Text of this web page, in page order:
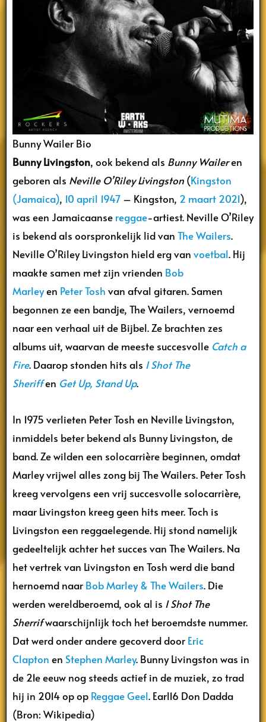
Bunny Wailer Bio
Bunny Livingston, ook bekend als Bunny Waileren
geboren als Neville O’Riley Livingston (Kingston
(Jamaica), 10 april 1947 – Kingston, 2 maart 2021),
was een Jamaicaanse reggae-artiest. Neville O’Riley
is bekend als oorspronkelijk lid van The Wailers.
Neville O’Riley Livingston hield erg van voetbal. Hij
maakte samen met zijn vrienden Bob
Marleyen Peter Tosh van afval gitaren. Samen
begonnen ze een bandje, The Wailers, vernoemd
naar een verhaal uit de Bijbel. Ze brachten zes
albums uit, waarvan de meeste succesvolle Catch a
Fire. Daarop stonden hits als I Shot The
Sheriffen Get Up, Stand Up.
In 1975 verlieten Peter Tosh en Neville Livingston,
inmiddels beter bekend als Bunny Livingston, de
band. Ze wilden een solocarrière beginnen, omdat
Marley vrijwel alles zong bij The Wailers. Peter Tosh
kreeg vervolgens een vrij succesvolle solocarrière,
maar Livingston kreeg geen hits meer. Toch is
Livingston een reggaelegende. Hij stond namelijk
gedeeltelijk achter het succes van The Wailers. Na
het vertrek van Livingston en Tosh werd die band
hernoemd naar Bob Marley & The Wailers. Die
werden wereldberoemd, ook al is I Shot The
Sherrifwaarschijnlijk toch het beroemdste nummer.
Dat werd onder andere gecoverd door Eric
Clapton en Stephen Marley. Bunny Livingston was in
de 21e eeuw nog steeds actief in de muziek, zo trad
hij in 2014 op op Reggae Geel. Earl16 Don Dadda
(Bron: Wikipedia)